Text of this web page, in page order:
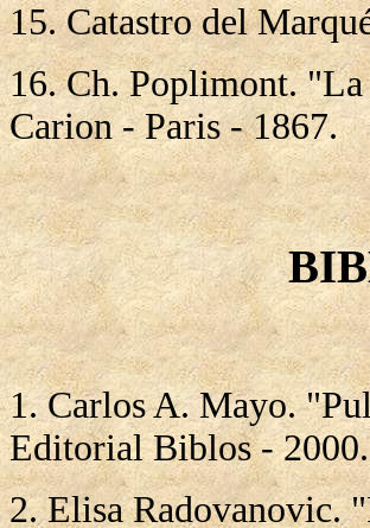
15. Catastro del
16. Ch. Poplimont.
Carion - Paris - 1867.
1.Carlos A. Mayo.
Editorial Biblos - 2000.
2. Elisa Radovanovic.